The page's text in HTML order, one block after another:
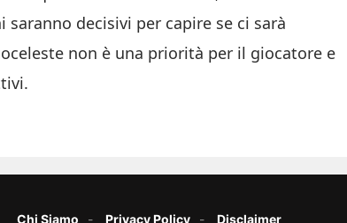
decisivi per capire se ci sarà
non è una priorità per il giocatore e
Chi Siamo Privacy Policy Disclaimer